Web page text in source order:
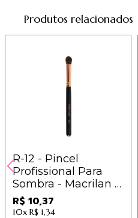
Produtos relacionados
R-12 - Pincel
Profissional Para
Sombra - Macrilan -
Linha Rosé
R$ 10,37
10x R$ 1,34